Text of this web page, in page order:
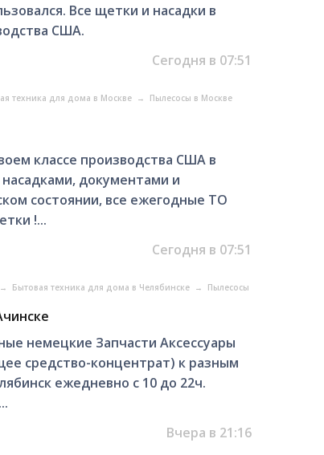
Все щетки и насадки в
США.
Сегодня в 07:51
техника для дома в Москве → Пылесосы в Москве
классе производства США в
документами и
состоянии, все ежегодные ТО
!...
Сегодня в 07:51
→ Бытовая техника для дома в Челябинске → Пылесосы
немецкие Запчасти Аксессуары
средство-концентрат) к разным
ежедневно с 10 до 22ч.
Вчера в 21:16